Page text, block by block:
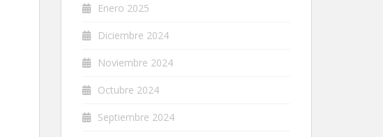
Enero 2025
Diciembre 2024
Noviembre 2024
Octubre 2024
Septiembre 2024